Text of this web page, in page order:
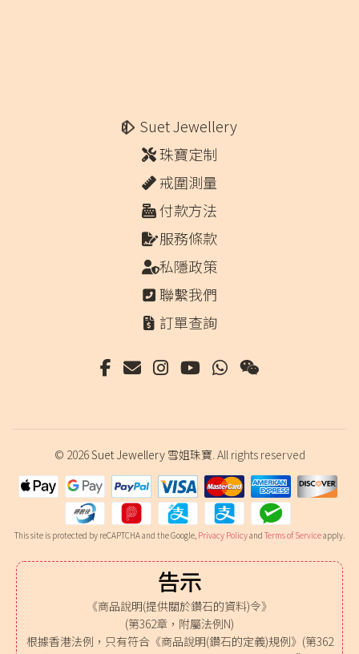
Suet Jewellery
珠寶定制
戒圍測量
付款方法
服務條款
私隱政策
聯繫我們
訂單查詢
© 2026Suet Jewellery 雪姐珠寶. All rights reserved
This site is protected by reCAPTCHA and the Google, Privacy Policyand Terms of Serviceapply.
告示
《商品說明(提供關於鑽石的資料)令》
(第362章，附屬法例N)
根據香港法例，只有符合《商品說明(鑽石的定義)規例》(第362